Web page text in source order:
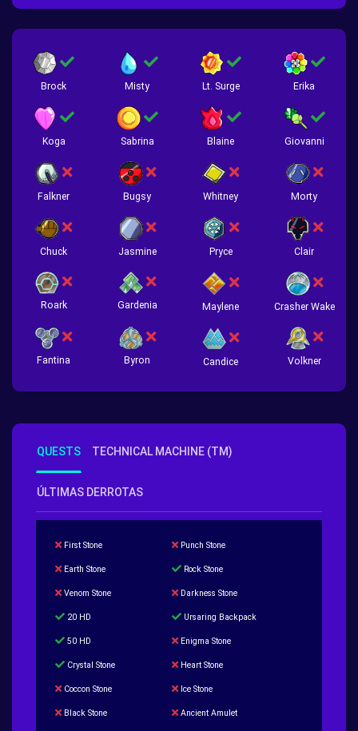
Brock Misty Lt. Surge Erika
Koga Sabrina Blaine Giovanni
Falkner Bugsy Whitney Morty
Chuck Jasmine Pryce Clair
Roark Gardenia Maylene Crasher Wake
Fantina Byron Candice Volkner
QUESTS TECHNICAL MACHINE (TM)
ÚLTIMAS DERROTAS
First Stone Punch Stone
Earth Stone Rock Stone
Venom Stone Darkness Stone
20 HD Ursaring Backpack
50 HD Enigma Stone
Crystal Stone Heart Stone
Coccon Stone Ice Stone
Black Stone Ancient Amulet